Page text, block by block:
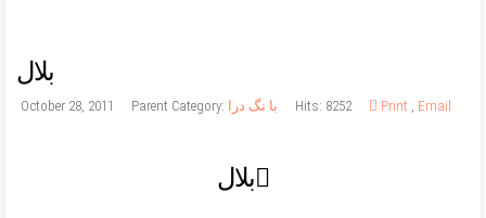
بلال
October 28, 2011 Parent Category: با نگ درا Hits: 8252 Print , Email
بلال